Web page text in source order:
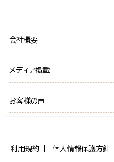
会社概要
メディア掲載
お客様の声
利用規約 個人情報保護方針